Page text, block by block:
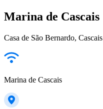
Marina de Cascais
Casa de São Bernardo, Cascais
Marina de Cascais